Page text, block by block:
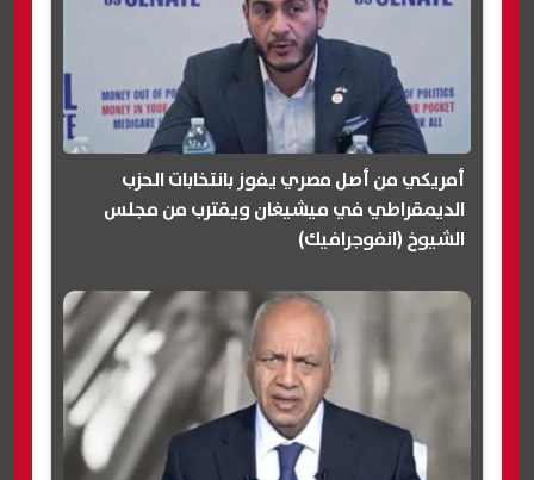
أمريكي من أصل مصري يفوز بانتخابات الحزب
الديمقراطي في ميشيغان ويقترب من مجلس
الشيوخ (انفوجرافيك)